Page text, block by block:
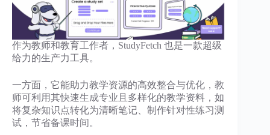
作为教师和教育工作者，StudyFetch 也是一款超级
给力的生产力工具。
一方面，它能助力教学资源的高效整合与优化，教
师可利用其快速生成专业且多样化的教学资料，如
将复杂知识点转化为清晰笔记、制作针对性练习测
试，节省备课时间。